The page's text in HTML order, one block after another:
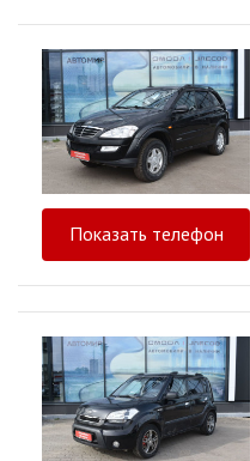
Показать телефон